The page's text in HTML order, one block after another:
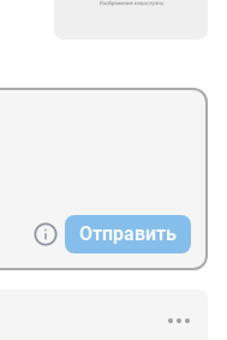
Отправить